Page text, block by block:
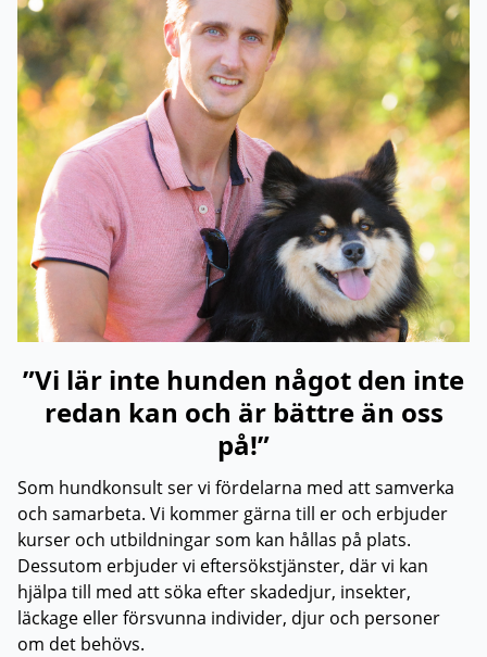
”Vi lär inte hunden något den inte
redan kan och är bättre än oss
på!”
Som hundkonsult ser vi fördelarna med att samverka
och samarbeta. Vi kommer gärna till er och erbjuder
kurser och utbildningar som kan hållas på plats.
Dessutom erbjuder vi eftersökstjänster, där vi kan
hjälpa till med att söka efter skadedjur, insekter,
läckage eller försvunna individer, djur och personer
om det behövs.